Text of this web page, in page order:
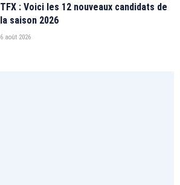
TFX : Voici les 12 nouveaux candidats de
la saison 2026
6 août 2026